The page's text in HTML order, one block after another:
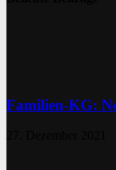
Familien-KG: